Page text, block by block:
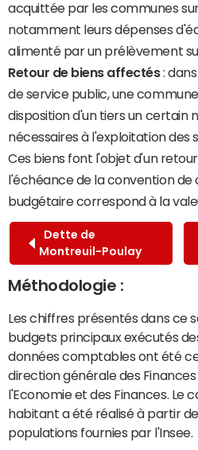
acquittée par les communes
notamment leurs dépenses
alimenté par un prélèvement
Retour de biens affectés:
de service public, une
disposition d'un tiers un certain
nécessaires à l'exploitation des
Ces biens font l'objet d'un
l'échéance de la convention de
budgétaire correspond à la
Dette de
Montreuil-Poulay
Méthodologie :
Les chiffres présentés dans ce
budgets principaux exécutés
données comptables ont été
direction générale des
l'Economie et des Finances. Le
habitant a été réalisé à partir
populations fournies par l'Insee.